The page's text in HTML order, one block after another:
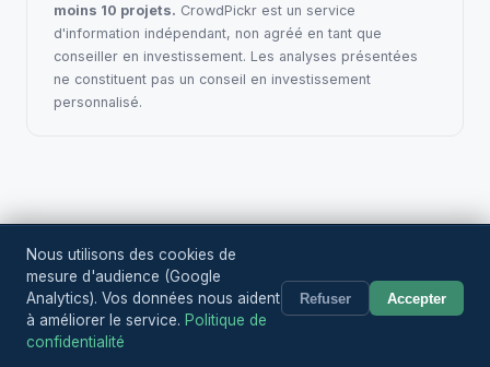
moins 10 projets. CrowdPickr est un service
d'information indépendant, non agréé en tant que
conseiller en investissement. Les analyses présentées
ne constituent pas un conseil en investissement
personnalisé.
CrowdPickr
Projets Plateformes Articles Méthodologie À propos RSS
|
Mentions légales
Confidentialité CGU
© 2026 CrowdPickr
Nous utilisons des cookies de
mesure d'audience (Google
Analytics). Vos données nous aident
à améliorer le service. Politique de
confidentialité
Refuser Accepter